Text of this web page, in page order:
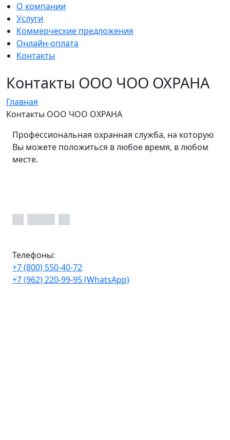
О компании
Услуги
Коммерческие предложения
Онлайн-оплата
Контакты
Контакты ООО ЧОО ОХРАНА
Главная
Контакты ООО ЧОО ОХРАНА
Профессиональная охранная служба, на которую
Вы можете положиться в любое время, в любом
месте.
Телефоны:
+7 (800) 550-40-72
+7 (962) 220-99-95 (WhatsApp)